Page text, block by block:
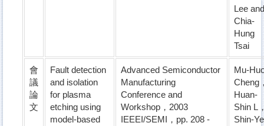
Lee and
Chia-
Hung
Tsai
會
議
論
文
Fault detection
and isolation
for plasma
etching using
model-based
Advanced Semiconductor
Manufacturing
Conference and
Workshop，2003
IEEEI/SEMI，pp. 208 -
Mu-
Cheng
Huan-
Shin L
Shin-